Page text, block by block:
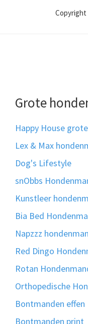
Copyright
Grote
Happy House
Lex & Max
Dog's Lifestyle
snObbs
Kunstleer
Bia Bed
Napzzz
Red Dingo
Rotan
Orthopedische
Bontmanden effen
Bontmanden print